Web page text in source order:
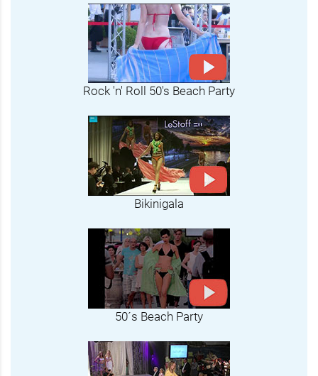
Rock 'n' Roll 50's Beach Party
Bikinigala
50´s Beach Party